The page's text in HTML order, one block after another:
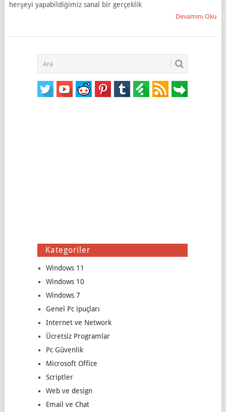
herşeyi yapabildiğimiz sanal bir gerçeklik
Devamını Oku
Kategoriler
Windows 11
Windows 10
Windows 7
Genel Pc ipuçları
Internet ve Network
Ücretsiz Programlar
Pc Güvenlik
Microsoft Office
Scriptler
Web ve design
Email ve Chat